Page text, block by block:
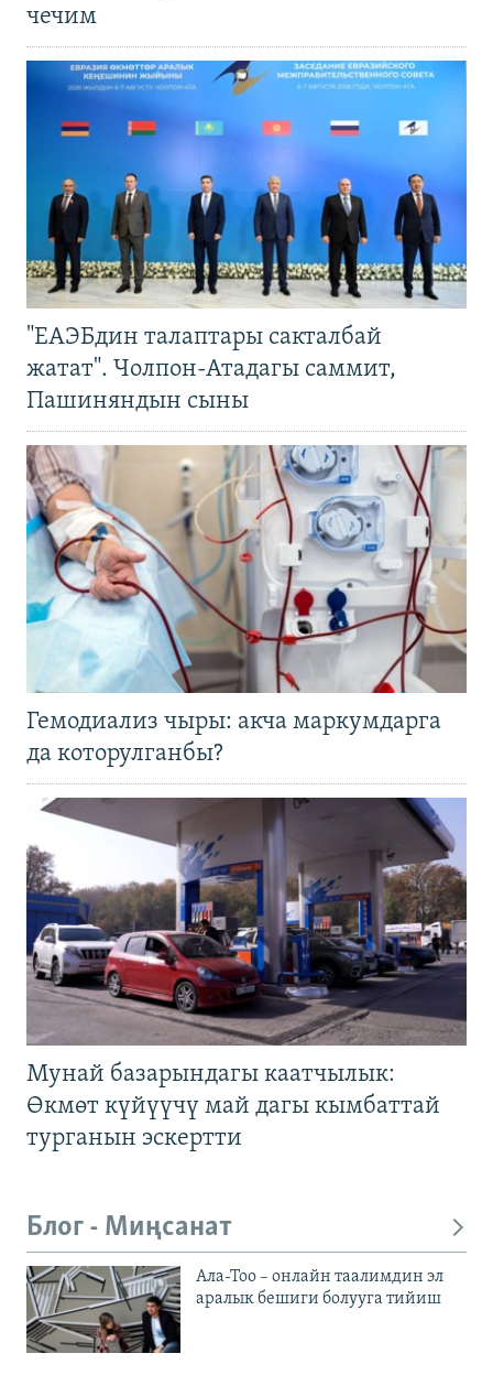
чечим
"ЕАЭБдин талаптары сакталбай
жатат". Чолпон-Атадагы саммит,
Пашиняндын сыны
Гемодиализ чыры: акча маркумдарга
да которулганбы?
Мунай базарындагы каатчылык:
Өкмөт күйүүчү май дагы кымбаттай
турганын эскертти
Блог - Миңсанат
Ала-Тоо – онлайн таалимдин эл
аралык бешиги болууга тийиш